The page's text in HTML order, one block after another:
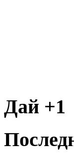
Дай +1